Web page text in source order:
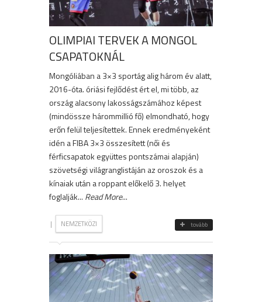
OLIMPIAI TERVEK A MONGOL
CSAPATOKNÁL
Mongóliában a 3×3 sportág alig három év alatt,
2016-óta. óriási fejlődést ért el, mi több, az
ország alacsony lakosságszámához képest
(mindössze hárommillió fő) elmondható, hogy
erőn felül teljesítettek. Ennek eredményeként
idén a FIBA 3×3 összesített (női és
férficsapatok együttes pontszámai alapján)
szövetségi világranglistáján az oroszok és a
kínaiak után a roppant előkelő 3. helyet
foglalják... Read More...
| NEMZETKÖZI tovább